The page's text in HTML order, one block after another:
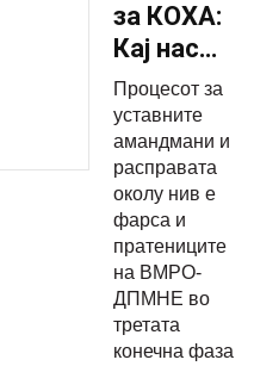
за КОХА:
Кај нас
владее
чувството
дека
губат
Процесот за
уставните
амандмани и
расправата
околу нив е
фарса и
пратениците
на ВМРО-
ДПМНЕ во
третата
конечна фаза